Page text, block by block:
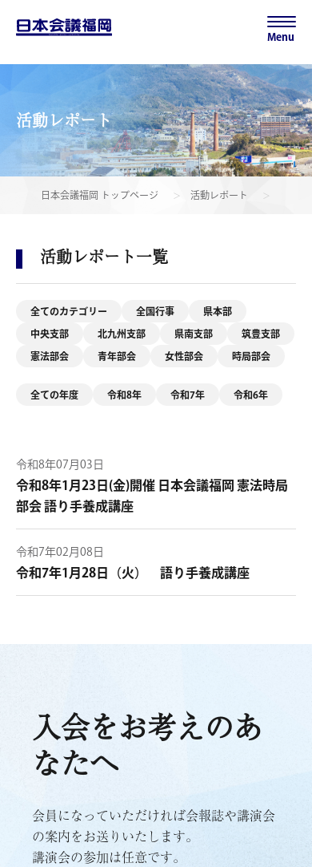
Menu
活動レポート
日本会議福岡 トップページ 活動レポート
活動レポート一覧
全てのカテゴリー 全国行事 県本部
中央支部 北九州支部 県南支部 筑豊支部
憲法部会 青年部会 女性部会 時局部会
全ての年度 令和8年 令和7年 令和6年
令和8年07月03日
令和8年1月23日(金)開催 日本会議福岡 憲法時局
部会 語り手養成講座
令和7年02月08日
令和7年1月28日（火） 語り手養成講座
入会をお考えのあ
なたへ
会員になっていただければ会報誌や講演会
の案内をお送りいたします。
講演会の参加は任意です。